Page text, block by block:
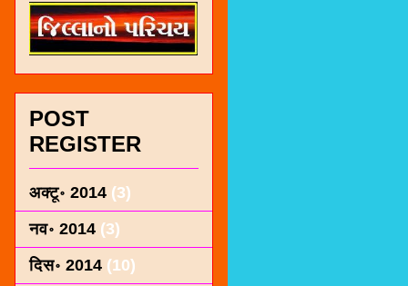
POST
REGISTER
अक्टू॰ 2014 (3)
नव॰ 2014 (3)
दिस॰ 2014 (10)